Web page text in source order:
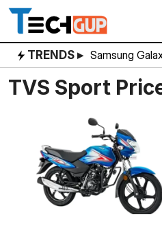
TRENDS ▸ Samsung
TVS Sport